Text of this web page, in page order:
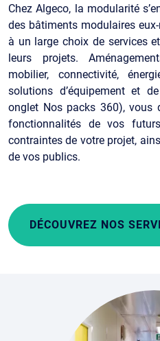
Chez Algeco, la modularité
des bâtiments modulaires
à un large choix de services
leurs projets.
mobilier, connectivité,
solutions d’équipement et
onglet Nos packs 360), vous
fonctionnalités de vos
contraintes de votre projet,
de vos publics.
DÉCOUVREZ NOS